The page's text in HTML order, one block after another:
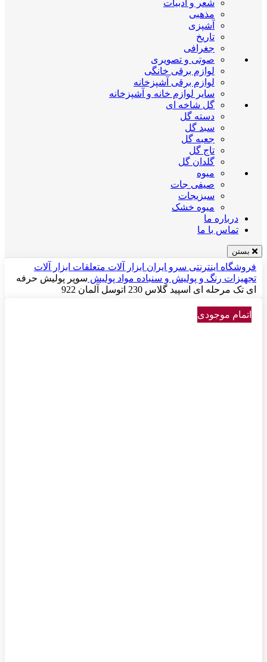
شعر و ادبیات
مذهبی
آشپزی
تاریخ
جغرافی
صوتی و تصویری
لوازم برقی خانگی
لوازم برقی آشپزخانه
سایر لوازم خانه و آشپزخانه
گل شاخه ای
دسته گل
سبد گل
جعبه گل
تاج گل
گلدان گل
میوه
صیفی جات
سبزیجات
میوه خشک
درباره ما
تماس با ما
بستن
فروشگاه اینترنتی سرو ایران ابزار آلات متعلقات ابزار آلات
تجهیزات رنگ و پولیش و سنباده مواد پولیش سوپر پولیش حرفه
ای تک مرحله ای اسپید گلاس 230 اتوسل آلمان 922
اتمام موجودی